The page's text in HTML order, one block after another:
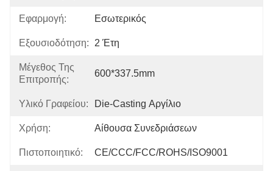
Εφαρμογή: Εσωτερικός
Εξουσιοδότηση: 2 Έτη
Μέγεθος Της
Επιτροπής:
600*337.5mm
Υλικό Γραφείου: Die-Casting Αργίλιο
Χρήση: Αίθουσα Συνεδριάσεων
Πιστοποιητικό: CE/CCC/FCC/ROHS/ISO9001